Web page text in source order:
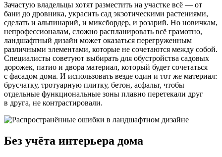
Зачастую владельцы хотят разместить на участке всё — от
бани до дровника, украсить сад экзотическими растениями,
сделать и альпинарий, и миксбордер, и розарий. Но новичкам,
непрофессионалам, сложно распланировать всё грамотно,
ландшафтный дизайн может оказаться перегруженным
различными элементами, которые не сочетаются между собой.
Специалисты советуют выбирать для обустройства садовых
дорожек, патио и двора материал, который будет сочетаться
с фасадом дома. И использовать везде один и тот же материал:
брусчатку, тротуарную плитку, бетон, асфальт, чтобы
отдельные функциональные зоны плавно перетекали друг
в друга, не контрастировали.
Без учёта интерьера дома